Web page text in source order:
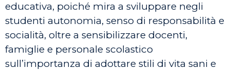
educativa, poiché mira a sviluppare negli
studenti autonomia, senso di responsabilità e
socialità, oltre a sensibilizzare docenti,
famiglie e personale scolastico
sull’importanza di adottare stili di vita sani e